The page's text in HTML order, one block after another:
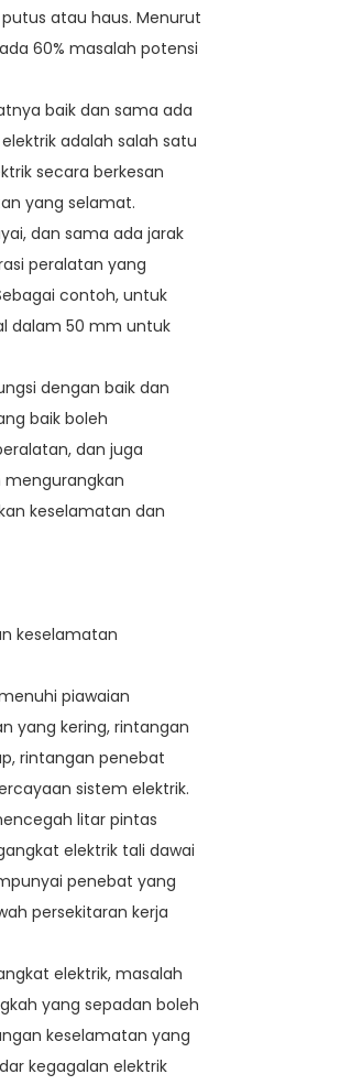
atau haus. Menurut
60% masalah potensi
baik dan sama ada
adalah salah satu
secara berkesan
yang selamat.
dan sama ada jarak
peralatan yang
contoh, untuk
dalam 50 mm untuk
dengan baik dan
baik boleh
dan juga
keselamatan dan
keselamatan
piawaian
yang kering, rintangan
rintangan penebat
sistem elektrik.
litar pintas
elektrik tali dawai
penebat yang
persekitaran kerja
elektrik, masalah
yang sepadan boleh
keselamatan yang
kegagalan elektrik